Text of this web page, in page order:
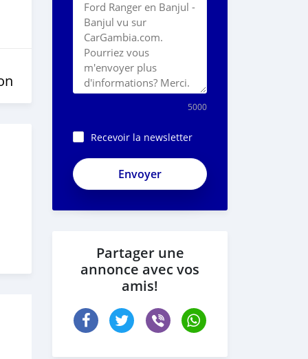
5000
Recevoir la newsletter
Partager une
annonce avec vos
amis!